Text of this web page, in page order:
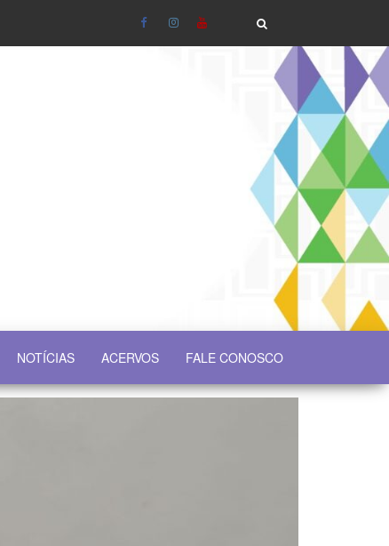
NOTÍCIAS ACERVOS FALE CONOSCO